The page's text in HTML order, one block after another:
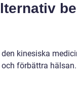
kinesiska
förbättra hälsan.